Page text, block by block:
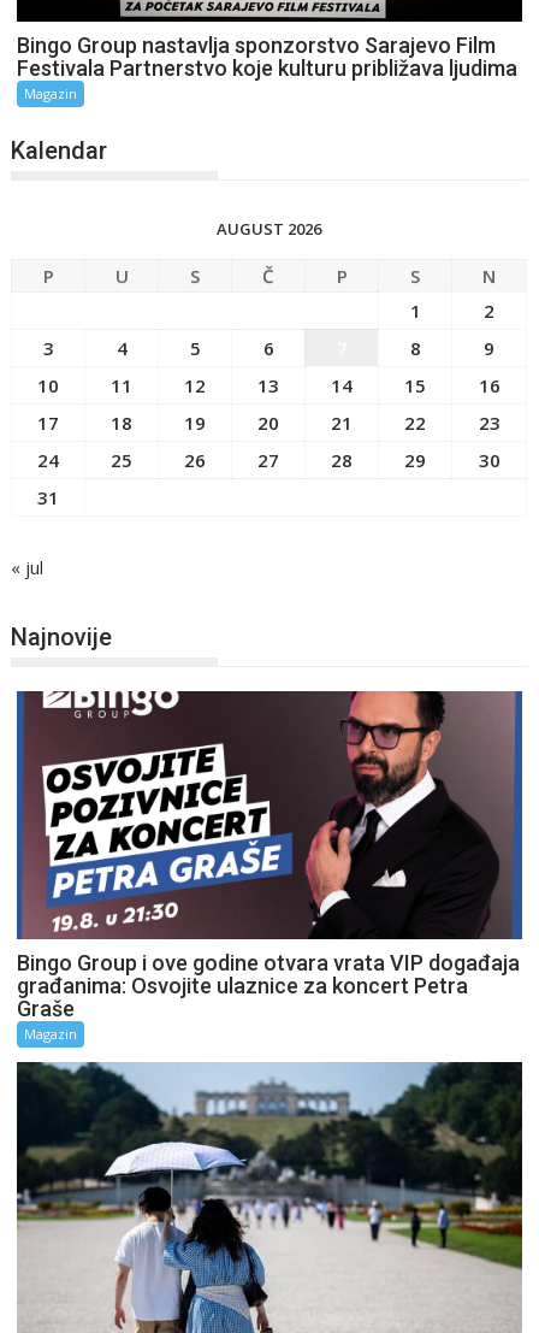
Bingo Group nastavlja sponzorstvo Sarajevo Film
Festivala Partnerstvo koje kulturu približava ljudima
Magazin
Kalendar
AUGUST 2026
P U S Č P S
N
1
2
3
4 5 6 8
9
10
11 12 13 14 15
16
17
18 19 20 21 22
23
24
25 26 27 28 29
30
31
« jul
Najnovije
Bingo Group i ove godine otvara vrata VIP događaja
građanima: Osvojite ulaznice za koncert Petra
Graše
Magazin